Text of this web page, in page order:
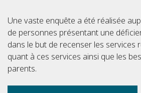
Une vaste enquête a été réalisée
de personnes présentant une
dans le but de recenser les services
quant à ces services ainsi que les
parents.